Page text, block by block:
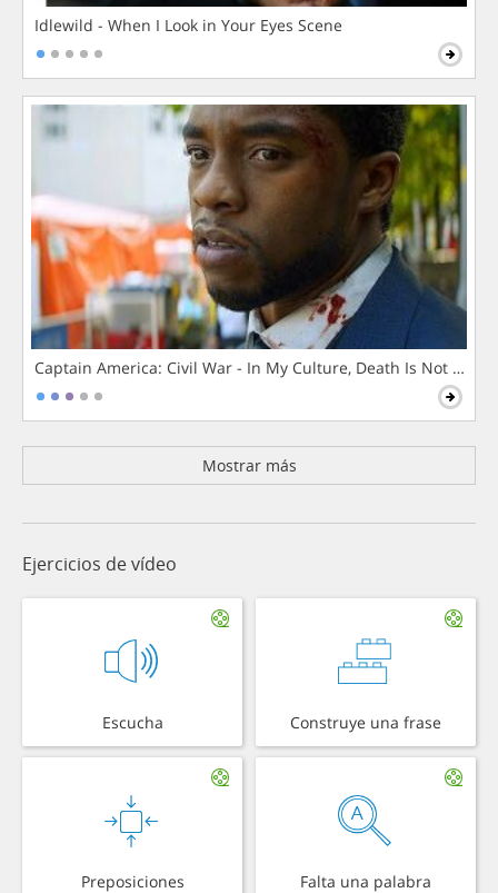
Idlewild - When I Look in Your Eyes Scene
Captain America: Civil War - In My Culture, Death Is Not The
Mostrar más
Ejercicios de vídeo
Escucha Construye una frase
Preposiciones Falta una palabra